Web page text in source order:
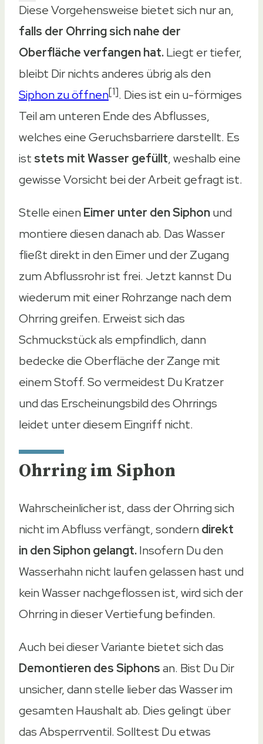
Diese Vorgehensweise bietet sich nur an,
falls der Ohrring sich nahe der
Oberfläche verfangen hat.Liegt er tiefer,
bleibt Dir nichts anderes übrig als den
Siphon zu öffnen[1]. Dies ist ein u-förmiges
Teil am unteren Ende des Abflusses,
welches eine Geruchsbarriere darstellt. Es
ist stets mit Wasser gefüllt, weshalb eine
gewisse Vorsicht bei der Arbeit gefragt ist.
Stelle einenEimer unter den Siphonund
montiere diesen danach ab. Das Wasser
fließt direkt in den Eimer und der Zugang
zum Abflussrohr ist frei. Jetzt kannst Du
wiederum mit einer Rohrzange nach dem
Ohrring greifen. Erweist sich das
Schmuckstück als empfindlich, dann
bedecke die Oberfläche der Zange mit
einem Stoff. So vermeidest Du Kratzer
und das Erscheinungsbild des Ohrrings
leidet unter diesem Eingriff nicht.
Ohrring im Siphon
Wahrscheinlicher ist, dass der Ohrring sich
nicht im Abfluss verfängt, sonderndirekt
in den Siphon gelangt.Insofern Du den
Wasserhahn nicht laufen gelassen hast und
kein Wasser nachgeflossen ist, wird sich der
Ohrring in dieser Vertiefung befinden.
Auch bei dieser Variante bietet sich das
Demontieren des Siphonsan. Bist Du Dir
unsicher, dann stelle lieber das Wasser im
gesamten Haushalt ab. Dies gelingt über
das Absperrventil. Solltest Du etwas